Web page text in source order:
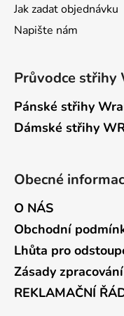
Jak zadat objednávku
Napište nám
Průvodce střihy
Pánské střihy
Dámské střihy
Obecné
O NÁS
Obchodní
Lhůta pro
Zásady
REKLAMAČNÍ